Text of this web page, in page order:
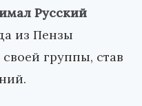
Русский
из Пензы
группы, став